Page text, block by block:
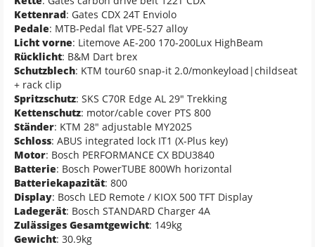
Kettenrad: Gates CDX 24T Enviolo
Pedale: MTB-Pedal flat VPE-527 alloy
Licht vorne: Litemove AE-200 170-200Lux HighBeam
Rücklicht: B&M Dart brex
Schutzblech: KTM tour60 snap-it 2.0/monkeyload|childseat
+ rack clip
Spritzschutz: SKS C70R Edge AL 29" Trekking
Kettenschutz: motor/cable cover PTS 800
Ständer: KTM 28" adjustable MY2025
Schloss: ABUS integrated lock IT1 (X-Plus key)
Motor: Bosch PERFORMANCE CX BDU3840
Batterie: Bosch PowerTUBE 800Wh horizontal
Batteriekapazität: 800
Display: Bosch LED Remote / KIOX 500 TFT Display
Ladegerät: Bosch STANDARD Charger 4A
Zulässiges Gesamtgewicht: 149kg
Gewicht: 30.9kg